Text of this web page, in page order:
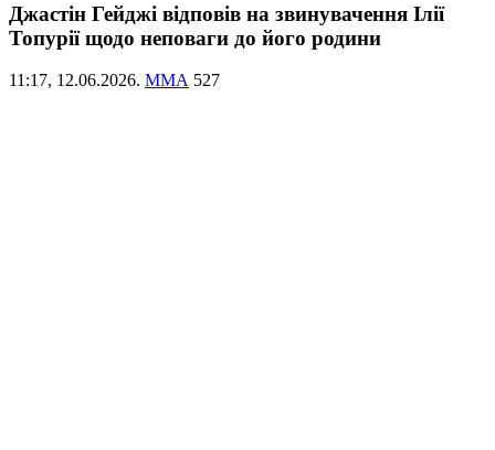
Джастін Гейджі відповів на звинувачення Ілії
Топурії щодо неповаги до його родини
11:17, 12.06.2026. ММА 527